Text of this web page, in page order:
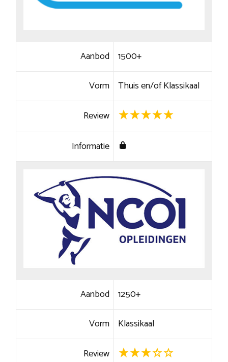
Aanbod 1500+
Vorm Thuis en/of Klassikaal
Review
Informatie
Aanbod 1250+
Vorm Klassikaal
Review